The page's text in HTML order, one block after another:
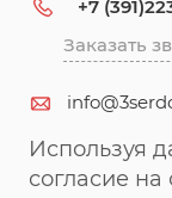
+7
Заказать
Используя
согласие